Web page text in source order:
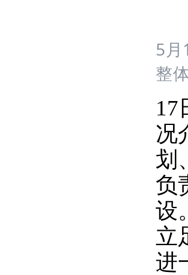
5月
整
17
况
划
负
设
立
进